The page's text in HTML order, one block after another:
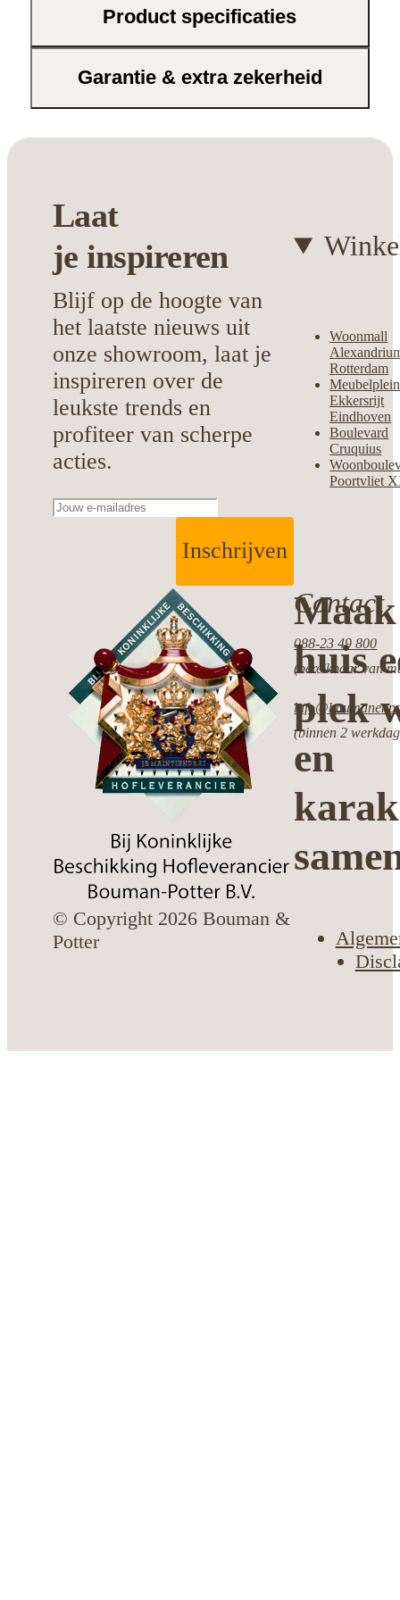
verplaatsen dankzij het praktische
Een accessoire dat niet alleen functioneel
Product specificaties
Garantie & extra zekerheid
huis
plek
en
Laat
je inspireren
Blijf op de hoogte van
het laatste nieuws uit
onze showroom, laat je
inspireren over de
leukste trends en
profiteer van scherpe
acties.
Inschrijven
Contact
088-23 49 800
(bereikbaar van
(binnen 2
Woonmall
Rotterdam
Meubelplein
Ekkersrijt
Eindhoven
Boulevard
Cruquius
Poortvliet
© Copyright 2026 Bouman &
Potter